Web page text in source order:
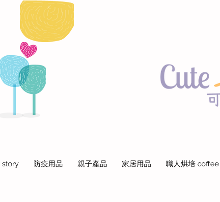
story 防疫用品 親子產品 家居用品 職人烘培 coffee